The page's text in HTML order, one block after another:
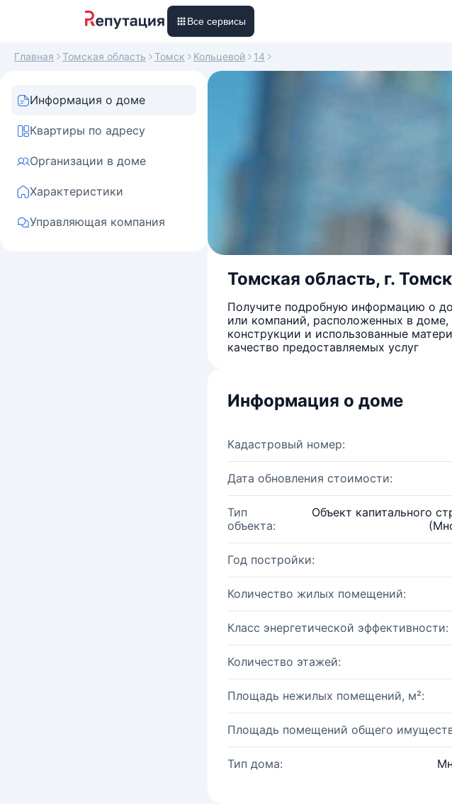
Все сервисы
Главная Томская область Томск Кольцевой 14
Информация о доме
Квартиры по адресу
Организации в доме
Характеристики
Управляющая компания
Томская область, г.
Получите подробную информацию о
или компаний, расположенных в доме,
конструкции и использованные
качество предоставляемых услуг
Информация о доме
Кадастровый номер:
Дата обновления стоимости:
Тип
объекта:
Объект капитального
Год постройки:
Количество жилых помещений:
Класс энергетической эффективности:
Количество этажей:
Площадь нежилых помещений, м²:
Площадь помещений общего
Тип дома: